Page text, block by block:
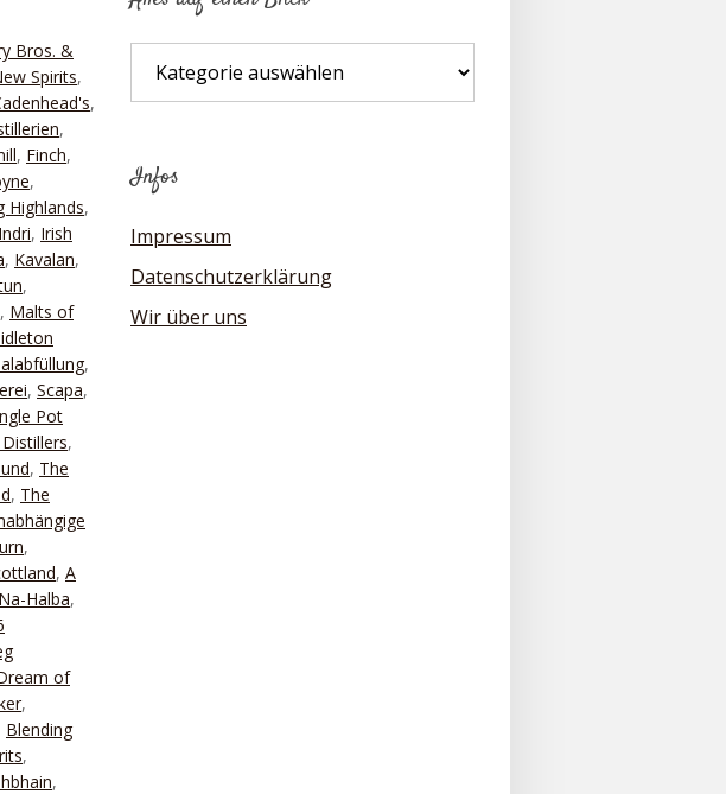
Bros. &
Spirits,
,
,
, Finch,
,
Highlands,
Indri, Irish
, Kavalan,
,
, Malts of
,
, Scapa,
Pot
,
, The
, The
,
, A
Halba,
of
,
Blending
,
,
auf
Infos
Impressum
Datenschutzerklärung
Wir über uns